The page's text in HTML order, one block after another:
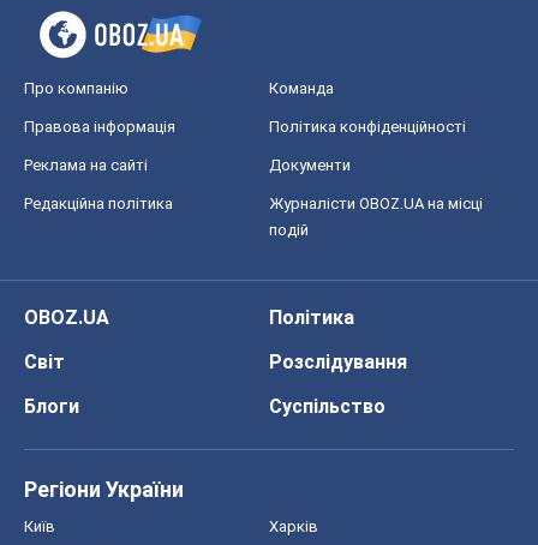
Про компанію Команда
Правова інформація Політика конфіденційності
Реклама на сайті Документи
Редакційна політика
Журналісти OBOZ.UA на місці
подій
OBOZ.UA
Політика
Світ
Розслідування
Блоги
Суспільство
Регіони України
Київ Харків